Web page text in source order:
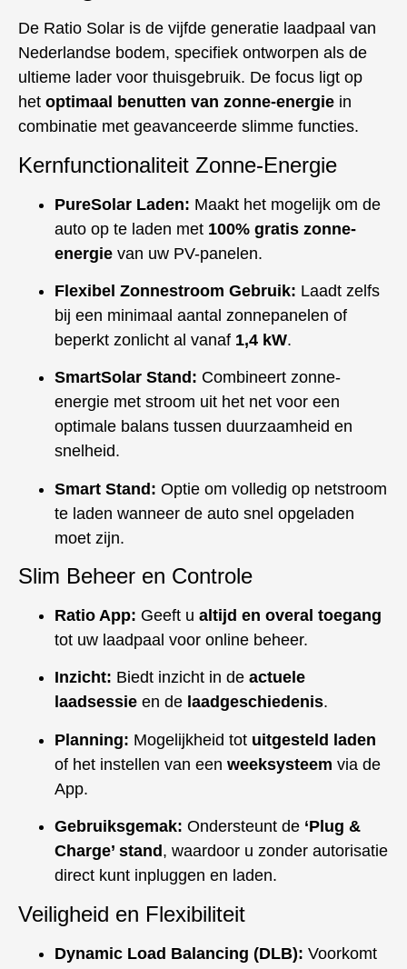
De Ratio Solar is de vijfde generatie laadpaal van
Nederlandse bodem, specifiek ontworpen als de
ultieme lader voor thuisgebruik. De focus ligt op
het optimaal benutten van zonne-energie in
combinatie met geavanceerde slimme functies.
Kernfunctionaliteit Zonne-Energie
PureSolar Laden: Maakt het mogelijk om de
auto op te laden met 100% gratis zonne-
energie van uw PV-panelen.
Flexibel Zonnestroom Gebruik: Laadt zelfs
bij een minimaal aantal zonnepanelen of
beperkt zonlicht al vanaf 1,4 kW.
SmartSolar Stand: Combineert zonne-
energie met stroom uit het net voor een
optimale balans tussen duurzaamheid en
snelheid.
Smart Stand: Optie om volledig op netstroom
te laden wanneer de auto snel opgeladen
moet zijn.
Slim Beheer en Controle
Ratio App: Geeft u altijd en overal toegang
tot uw laadpaal voor online beheer.
Inzicht: Biedt inzicht in de actuele
laadsessie en de laadgeschiedenis.
Planning: Mogelijkheid tot uitgesteld laden
of het instellen van een weeksysteem via de
App.
Gebruiksgemak: Ondersteunt de ‘Plug &
Charge’ stand , waardoor u zonder autorisatie
direct kunt inpluggen en laden.
Veiligheid en Flexibiliteit
Dynamic Load Balancing (DLB): Voorkomt